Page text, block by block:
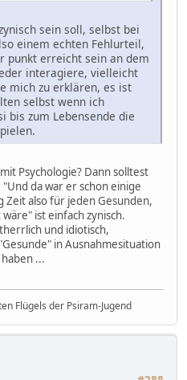
sein soll, selbst bei
einem echten Fehlurteil,
punkt erreicht sein an dem
interagiere, vielleicht
mich zu erklären, es ist
selbst wenn ich
bis zum Lebensende die
Psychologie? Dann solltest
da war er schon einige
Zeit also für jeden Gesunden,
ist einfach zynisch.
und idiotisch,
in Ausnahmesituation
...
Flügels der Psiram-Jugend